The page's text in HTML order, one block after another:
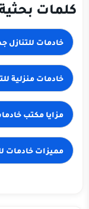
كلمات
خادمات للتنازل
خادمات منزلية
مزايا مكتب
مميزات خادمات